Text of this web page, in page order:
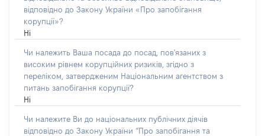
відповідно до Закону України «Про запобігання
корупції»?
Ні
Чи належить Ваша посада до посад, пов'язаних з
високим рівнем корупційних ризиків, згідно з
переліком, затвердженим Національним агентством з
питань запобігання корупції?
Ні
Чи належите Ви до національних публічних діячів
відповідно до Закону України “Про запобігання та